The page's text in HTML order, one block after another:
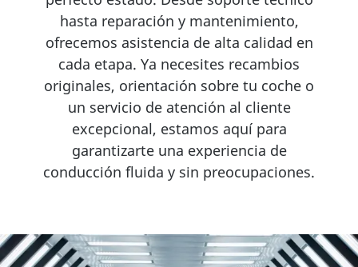
hasta reparación y mantenimiento,
ofrecemos asistencia de alta calidad en
cada etapa. Ya necesites recambios
originales, orientación sobre tu coche o
un servicio de atención al cliente
excepcional, estamos aquí para
garantizarte una experiencia de
conducción fluida y sin preocupaciones.